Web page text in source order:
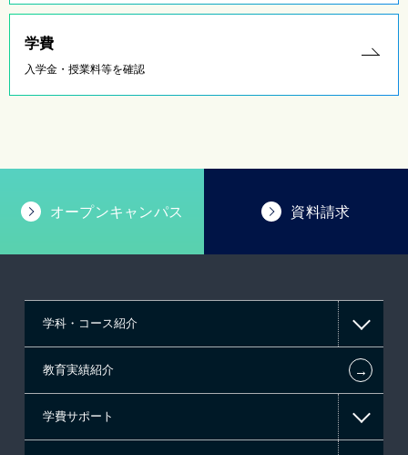
学費
入学金・授業料等を確認
オープンキャンパス 資料請求
学科・コース紹介
情報IT系
ゲーム系
教育実績紹介 ←
学費サポート